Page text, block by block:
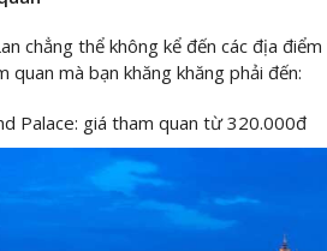
chẳng thể không kể đến các địa
quan mà bạn khăng khăng phải đến:
Palace: giá tham quan từ 320.000đ